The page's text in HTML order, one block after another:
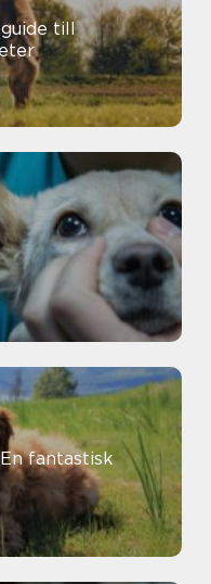
till
fantastisk